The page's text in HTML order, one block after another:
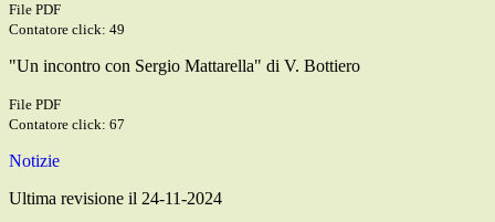
File PDF
Contatore click: 49
"Un incontro con Sergio Mattarella" di V. Bottiero
File PDF
Contatore click: 67
Notizie
Ultima revisione il 24-11-2024